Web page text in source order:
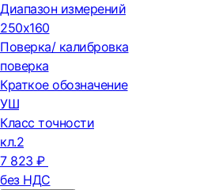
Диапазон измерений
250х160
Поверка/ калибровка
поверка
Краткое обозначение
УШ
Класс точности
кл.2
7 823 ₽
без НДС